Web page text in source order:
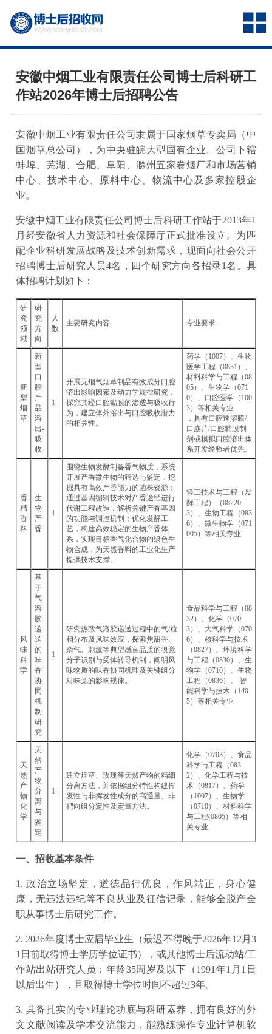
安徽中烟工业有限责任公司博士后科研工
作站2026年博士后招聘公告
安徽中烟工业有限责任公司隶属于国家烟草专卖局（中
国烟草总公司），为中央驻皖大型国有企业。公司下辖
蚌埠、芜湖、合肥、阜阳、滁州五家卷烟厂和市场营销
中心、技术中心、原料中心、物流中心及多家控股企
业。
安徽中烟工业有限责任公司博士后科研工作站于2013年1
月经安徽省人力资源和社会保障厅正式批准设立。为匹
配企业科研发展战略及技术创新需求，现面向社会公开
招聘博士后研究人员4名，四个研究方向各招录1名。具
体招聘计划如下：
研
究
领
域
研
究
方
向
人
数
主要研究内容 专业要求
新
型
烟
草
新
型
口
腔
产
品
溶
出-
吸
收
1
开展无烟气烟草制品有效成分口腔
溶出影响因素及动力学规律研究，
探究其经口腔黏膜的渗透与吸收行
为，建立体外溶出与口腔吸收潜力
的相关性。
药学（1007）、生物
医学工程（0831）、
材料科学与工程（08
05）、生物学（071
0）、口腔医学（100
3）等相关专业
，具有口腔速溶膜/
口崩片/口腔黏膜制
剂或模拟口腔溶出体
系开发经验者优先。
香
精
香
料
生
物
产
香
1
围绕生物发酵制备香气物质，系统
开展产香微生物的筛选与鉴定，挖
掘具有高效产香能力的菌株资源；
通过基因编辑技术对产香途径进行
代谢工程改造，解析关键产香基因
的功能与调控机制；优化发酵工
艺，构建高效稳定的生物产香体
系，实现目标香气化合物的绿色生
物合成，为天然香料的工业化生产
提供技术支撑。
轻工技术与工程（发
酵工程）（08220
3）、生物工程（083
6）、微生物学（071
005）等相关专业
风
味
科
学
基
于
气
溶
胶
递
送
的
味
香
协
同
机
制
研
究
1
研究热致气溶胶递送过程中的气/粒
相分布及风味效应，探索焦甜香、
杂气、刺激等典型感官品质的嗅觉
分子识别与受体转导机制，阐明风
味物质的味香协同机理及关键组分
对味觉的影响规律。
食品科学与工程（08
32）、化学（070
3）、大气科学（070
6）、核科学与技术
（0827）、环境科学
与工程（0830）、生
物学（0710）、生物
工程（0836）、 智
能科学与技术（140
5）等相关专业
天
然
产
物
化
学
天
然
产
物
分
离
与
鉴
定
1
建立烟草、玫瑰等天然产物的精细
分离方法，并依据组分特性构建挥
发性与非挥发性成分的高通量、非
靶向组分定性及定量方法。
化学（0703）、食品
科学与工程（083
2）、化学工程与技
术（0817）、药学
（1007）、生物学
（0710）、材料科学
与工程(0805）等相
关专业
一、招收基本条件
1. 政治立场坚定，道德品行优良，作风端正，身心健
康，无违法违纪等不良从业及征信记录，能够全脱产全
职从事博士后研究工作。
2. 2026年度博士应届毕业生（最迟不得晚于2026年12月3
1日前取得博士学历学位证书），或其他博士后流动站/工
作站出站研究人员；年龄35周岁及以下（1991年1月1日
以后出生），且取得博士学位时间不超过3年。
3. 具备扎实的专业理论功底与科研素养，拥有良好的外
文文献阅读及学术交流能力，能熟练操作专业计算机软